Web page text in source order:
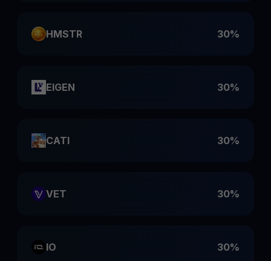
HMSTR 30%
EIGEN 30%
CATI 30%
VET 30%
IO 30%